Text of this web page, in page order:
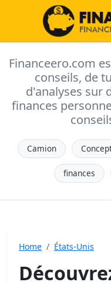
Financeero.com
conseils, de
d'analyses sur
finances
Camion
finances
Home États-Unis